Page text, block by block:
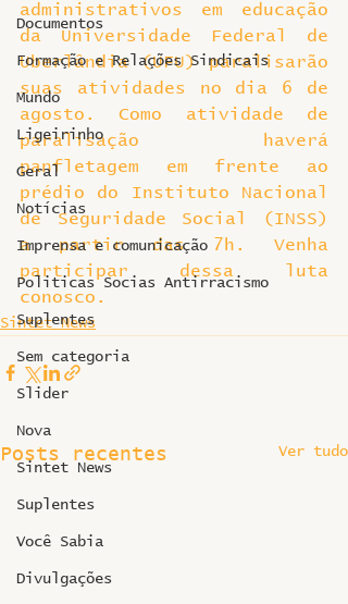
Documentos
Formação e Relações Sindicais
Mundo
Ligeirinho
Geral
Notícias
Imprensa e comunicação
Politicas Socias Antirracismo
Suplentes
Sem categoria
Slider
Nova
Sintet News
Suplentes
Você Sabia
Divulgações
administrativos em educação
da Universidade Federal de
Uberlândia (UFU) paralisarão
suas atividades no dia 6 de
agosto. Como atividade de
paralisação haverá
panfletagem em frente ao
prédio do Instituto Nacional
de Seguridade Social (INSS)
a partir das 7h. Venha
participar dessa luta
conosco.
Sintet News
Posts recentes Ver tudo